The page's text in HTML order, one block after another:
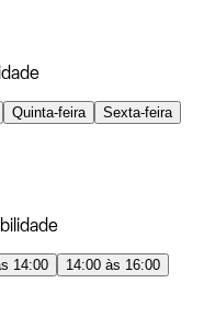
Quinta-feira
Sexta-feira
14:00
14:00 às 16:00